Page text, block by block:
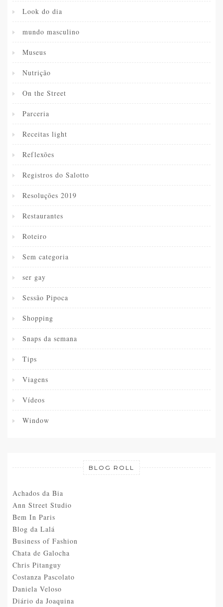
Look do dia
mundo masculino
Museus
Nutrição
On the Street
Parceria
Receitas light
Reflexões
Registros do Salotto
Resoluções 2019
Restaurantes
Roteiro
Sem categoria
ser gay
Sessão Pipoca
Shopping
Snaps da semana
Tips
Viagens
Vídeos
Window
BLOG ROLL
Achados da Bia
Ann Street Studio
Bem In Paris
Blog da Lalá
Business of Fashion
Chata de Galocha
Chris Pitanguy
Costanza Pascolato
Daniela Veloso
Diário da Joaquina